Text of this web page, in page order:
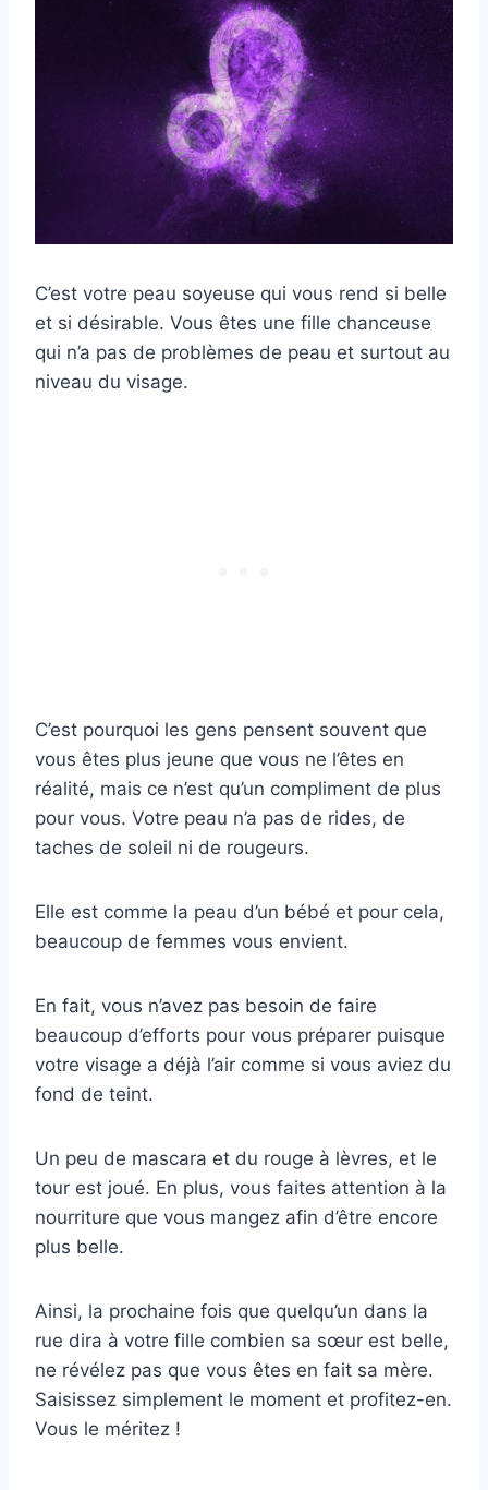
C’est votre peau soyeuse qui vous rend si belle
et si désirable. Vous êtes une fille chanceuse
qui n’a pas de problèmes de peau et surtout au
niveau du visage.
C’est pourquoi les gens pensent souvent que
vous êtes plus jeune que vous ne l’êtes en
réalité, mais ce n’est qu’un compliment de plus
pour vous. Votre peau n’a pas de rides, de
taches de soleil ni de rougeurs.
Elle est comme la peau d’un bébé et pour cela,
beaucoup de femmes vous envient.
En fait, vous n’avez pas besoin de faire
beaucoup d’efforts pour vous préparer puisque
votre visage a déjà l’air comme si vous aviez du
fond de teint.
Un peu de mascara et du rouge à lèvres, et le
tour est joué. En plus, vous faites attention à la
nourriture que vous mangez afin d’être encore
plus belle.
Ainsi, la prochaine fois que quelqu’un dans la
rue dira à votre fille combien sa sœur est belle,
ne révélez pas que vous êtes en fait sa mère.
Saisissez simplement le moment et profitez-en.
Vous le méritez !